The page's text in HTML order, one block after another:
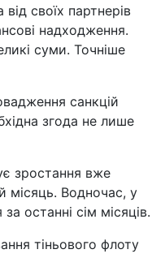
своїх партнерів
надходження.
суми. Точніше
санкцій
згода не лише
зростання вже
місяць. Водночас, у
останні сім місяців.
тіньового флоту